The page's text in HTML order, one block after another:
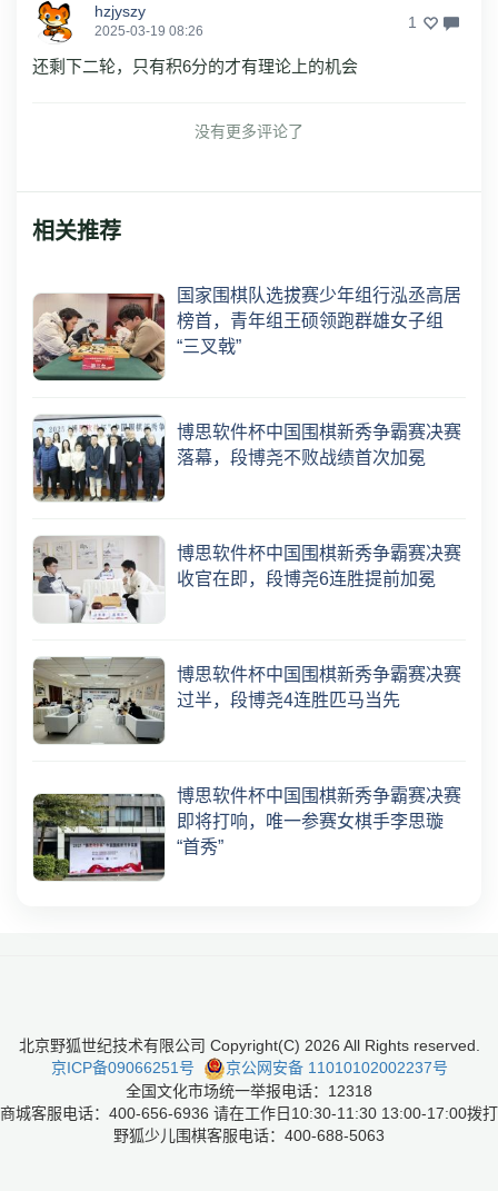
hzjyszy
2025-03-19 08:26 1
还剩下二轮，只有积6分的才有理论上的机会
没有更多评论了
相关推荐
国家围棋队选拔赛少年组行泓丞高居
榜首，青年组王硕领跑群雄女子组
“三叉戟”
博思软件杯中国围棋新秀争霸赛决赛
落幕，段博尧不败战绩首次加冕
博思软件杯中国围棋新秀争霸赛决赛
收官在即，段博尧6连胜提前加冕
博思软件杯中国围棋新秀争霸赛决赛
过半，段博尧4连胜匹马当先
博思软件杯中国围棋新秀争霸赛决赛
即将打响，唯一参赛女棋手李思璇
“首秀”
北京野狐世纪技术有限公司 Copyright(C) 2026 All Rights reserved.
京ICP备09066251号
京公网安备 11010102002237号
全国文化市场统一举报电话：12318
商城客服电话：400-656-6936 请在工作日10:30-11:30 13:00-17:00拨打
野狐少儿围棋客服电话：400-688-5063